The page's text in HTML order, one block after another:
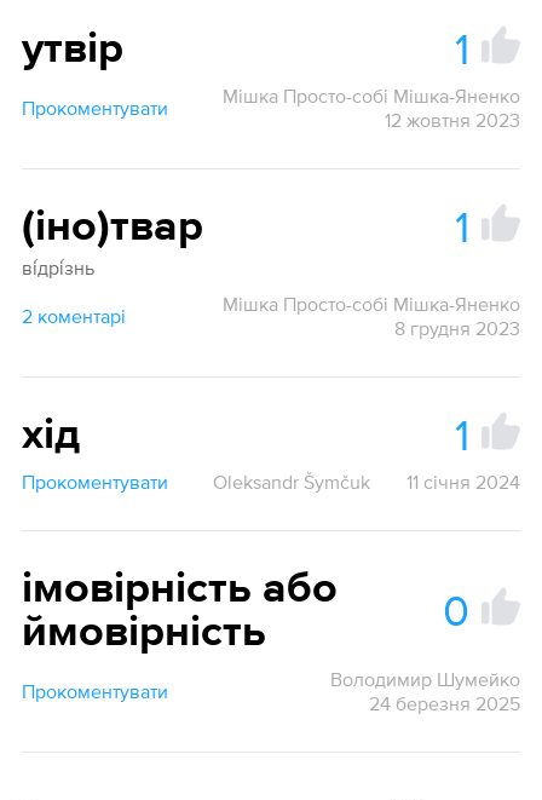
утвір 1
Прокоментувати
Мішка Просто-собі Мішка-Яненко
12 жовтня 2023
(іно)твар 1
ві́дрі́знь
2 коментарі
Мішка Просто-собі Мішка-Яненко
8 грудня 2023
хід 1
Прокоментувати Oleksandr Šymčuk 11 січня 2024
імовірність або
ймовірність
0
Прокоментувати
Володимир Шумейко
24 березня 2025